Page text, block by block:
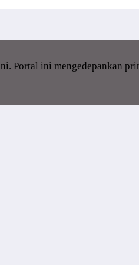
ini mengedepankan